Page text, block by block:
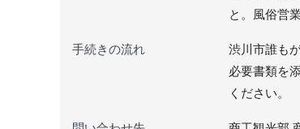
と。風俗営
手続きの流れ
渋川市誰も
必要書類を
ください。